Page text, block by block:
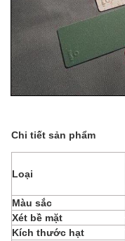
Chi tiết sản phẩm
Loại
Màu sắc
Xét bề mặt
Kích thước hạt